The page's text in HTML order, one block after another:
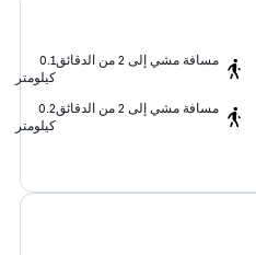
مسافة مشي إلى 2 من الدقائق
0.1
كيلومتر
مسافة مشي إلى 2 من الدقائق
0.2
كيلومتر